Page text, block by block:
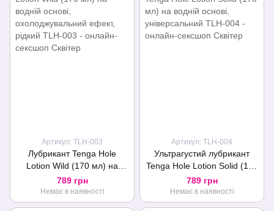
Артикул: TLH-003
Лубрикант Tenga Hole
Lotion Wild (170 мл) на
водній основі,
охолоджувальний ефект,
рідкий
789 грн
Немає в наявності
Артикул: TLH-004
Ультрагустий лубрикант
Tenga Hole Lotion Solid (170
мл) на водній основі,
універсальний
789 грн
Немає в наявності